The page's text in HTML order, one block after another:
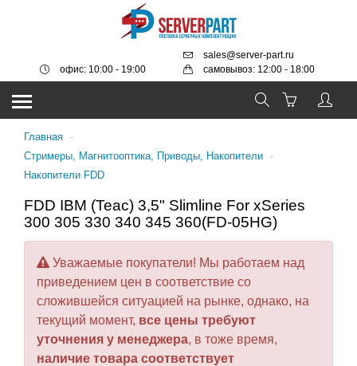
sales@server-part.ru
самовывоз: 12:00 - 18:00
офис: 10:00 - 19:00
Главная -
Стримеры, Магнитооптика, Приводы, Накопители -
Накопители FDD
FDD IBM (Teac) 3,5" Slimline For xSeries
300 305 330 340 345 360(FD-05HG)
Уважаемые покупатели! Мы работаем над
приведением цен в соответствие со
сложившейся ситуацией на рынке, однако, на
текущий момент, все цены требуют
уточнения у менеджера, в тоже время,
наличие товара соответствует